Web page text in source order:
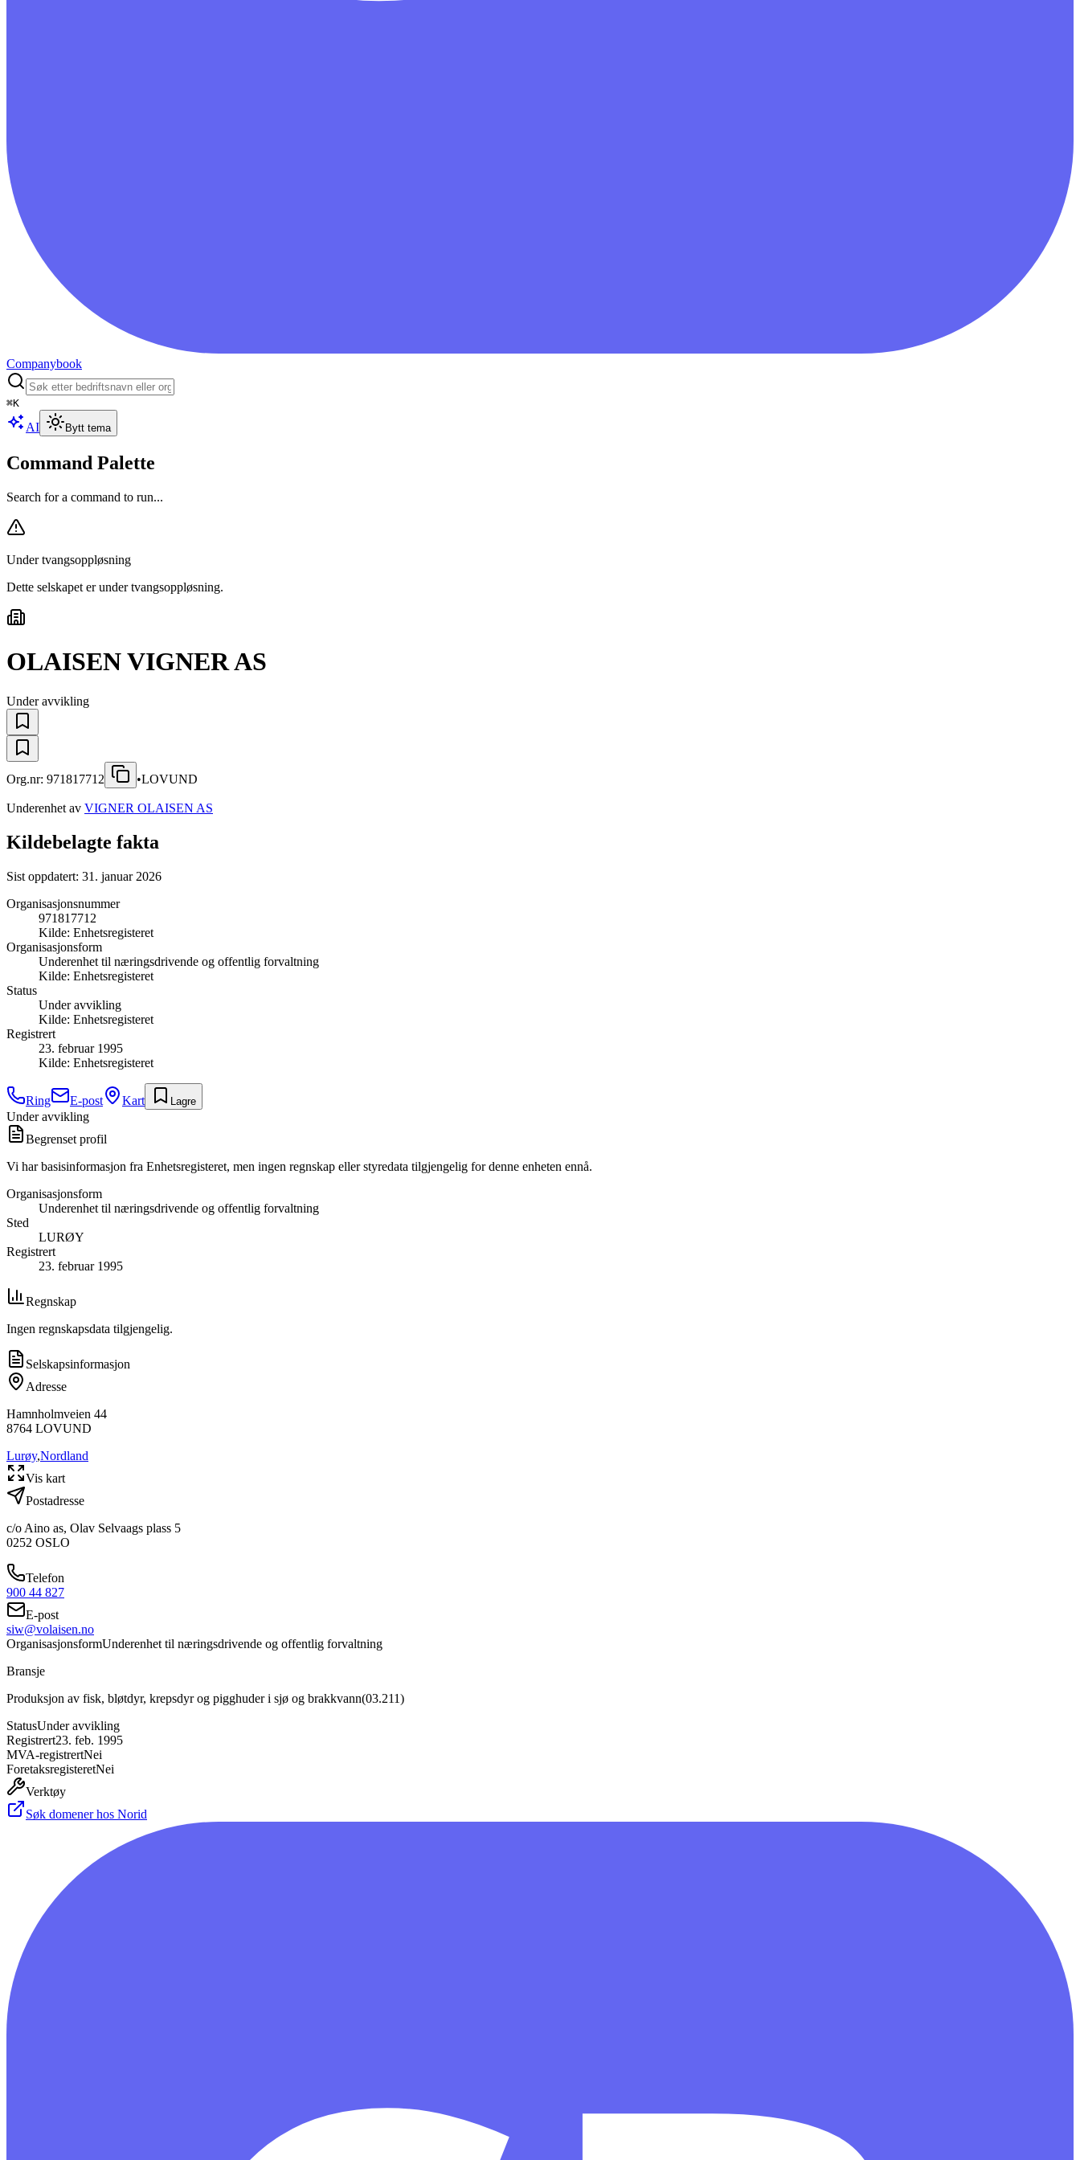
Companybook
⌘K
AI Bytt tema
Command Palette
Search for a command to run...
Under tvangsoppløsning
Dette selskapet er under tvangsoppløsning.
OLAISEN VIGNER AS
Under avvikling
Org.nr: 971817712 •LOVUND
Underenhet av VIGNER OLAISEN AS
Kildebelagte fakta
Sist oppdatert: 31. januar 2026
Organisasjonsnummer
971817712
Kilde: Enhetsregisteret
Organisasjonsform
Underenhet til næringsdrivende og offentlig forvaltning
Kilde: Enhetsregisteret
Status
Under avvikling
Kilde: Enhetsregisteret
Registrert
23. februar 1995
Kilde: Enhetsregisteret
Ring E-post Kart Lagre
Under avvikling
Begrenset profil
Vi har basisinformasjon fra Enhetsregisteret, men ingen regnskap eller styredata tilgjengelig for denne enheten ennå.
Organisasjonsform
Underenhet til næringsdrivende og offentlig forvaltning
Sted
LURØY
Registrert
23. februar 1995
Regnskap
Ingen regnskapsdata tilgjengelig.
Selskapsinformasjon
Adresse
Hamnholmveien 44
8764 LOVUND
Lurøy,Nordland
Vis kart
Postadresse
c/o Aino as, Olav Selvaags plass 5
0252 OSLO
Telefon
900 44 827
E-post
siw@volaisen.no
OrganisasjonsformUnderenhet til næringsdrivende og offentlig forvaltning
Bransje
Produksjon av fisk, bløtdyr, krepsdyr og pigghuder i sjø og brakkvann(03.211)
StatusUnder avvikling
Registrert23. feb. 1995
MVA-registrertNei
ForetaksregisteretNei
Verktøy
Søk domener hos Norid